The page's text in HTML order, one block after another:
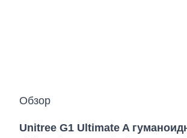
Обзор
Unitree G1 Ultimate A